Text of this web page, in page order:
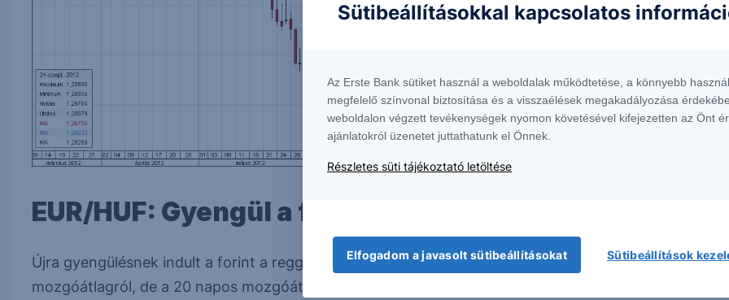
EUR/HUF: Gyengül a forint
Újra gyengülésnek indult a forint a reggeli órákban, miután elrugaszkodott a 30 napos
mozgóátlagról, de a 20 napos mozgóátlag egyelőre meg is állította a kurzust. Ha tovább
Sütibeállításokkal kapcsolatos
Az Erste Bank sütiket használ a weboldalak működtetése, a könnyebb
megfelelő színvonal biztosítása és a visszaélések megakadályozása
weboldalon végzett tevékenységek nyomon követésével kifejezetten az Önt
ajánlatokról üzenetet juttathatunk el Önnek.
Részletes süti tájékoztató letöltése
Elfogadom a javasolt sütibeállításokat Sütibeállítások